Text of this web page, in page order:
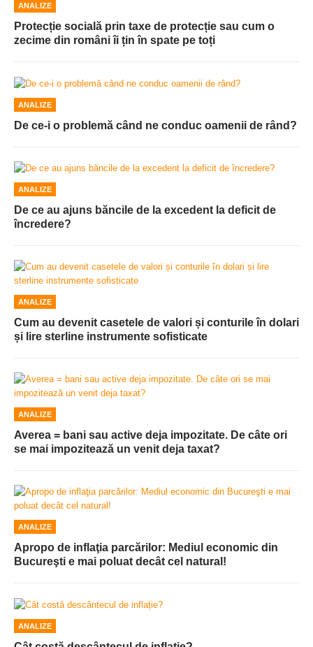
ANALIZE
Protecție socială prin taxe de protecție sau cum o
zecime din români îi țin în spate pe toți
ANALIZE
De ce-i o problemă când ne conduc oamenii de rând?
ANALIZE
De ce au ajuns băncile de la excedent la deficit de
încredere?
ANALIZE
Cum au devenit casetele de valori și conturile în dolari
și lire sterline instrumente sofisticate
ANALIZE
Averea = bani sau active deja impozitate. De câte ori
se mai impozitează un venit deja taxat?
ANALIZE
Apropo de inflaţia parcărilor: Mediul economic din
Bucureşti e mai poluat decât cel natural!
ANALIZE